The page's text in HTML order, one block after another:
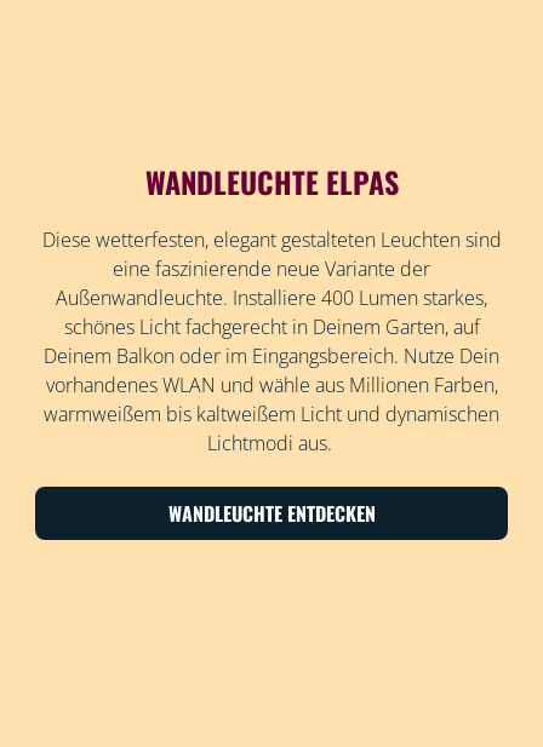
WANDLEUCHTE ELPAS
Diese wetterfesten, elegant gestalteten Leuchten sind
eine faszinierende neue Variante der
Außenwandleuchte. Installiere 400 Lumen starkes,
schönes Licht fachgerecht in Deinem Garten, auf
Deinem Balkon oder im Eingangsbereich. Nutze Dein
vorhandenes WLAN und wähle aus Millionen Farben,
warmweißem bis kaltweißem Licht und dynamischen
Lichtmodi aus.
WANDLEUCHTE ENTDECKEN